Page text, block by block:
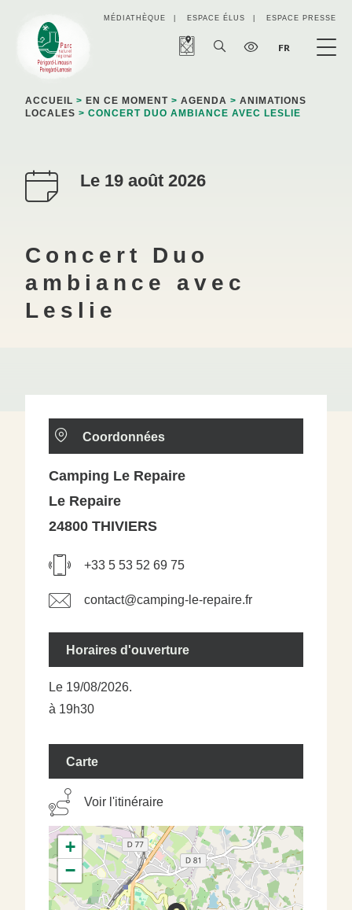
MÉDIATHÈQUE ESPACE ÉLUS ESPACE PRESSE
FR
ACCUEIL > EN CE MOMENT > AGENDA > ANIMATIONS
LOCALES > CONCERT DUO AMBIANCE AVEC LESLIE
Le 19 août 2026
Concert Duo
ambiance avec
Leslie
Coordonnées
Camping Le Repaire
Le Repaire
24800 THIVIERS
+33 5 53 52 69 75
contact@camping-le-repaire.fr
Horaires d'ouverture
Le 19/08/2026.
à 19h30
Carte
Voir l'itinéraire
+
−